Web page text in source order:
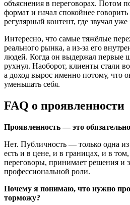
объяснения в переговорах. Потом
формат и начал спокойнее
регулярный контент, где звучал уже
Интересно, что самые тяжёлые
реального рынка, а из-за его
людей. Когда он выдержал первые
рухнул. Наоборот, клиенты стали
а доход вырос именно потому, что
уменьшать себя.
FAQ о проявленности
Проявленность — это
Нет. Публичность — только одна
есть и в цене, и в границах, и в том,
переговоры, принимает решения и
профессиональной роли.
Почему я понимаю, что нужно
торможу?